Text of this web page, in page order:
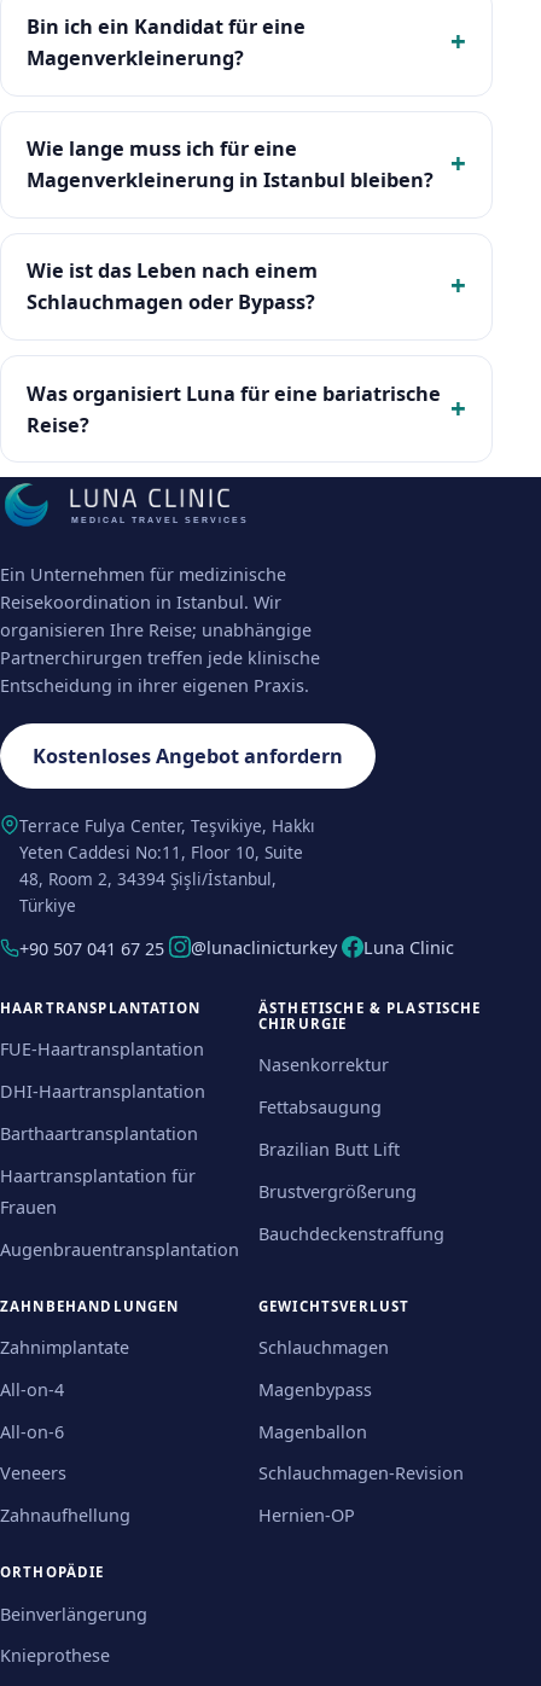
Bin ich ein Kandidat für eine
Magenverkleinerung?
Wie lange muss ich für eine
Magenverkleinerung in Istanbul bleiben?
Wie ist das Leben nach einem
Schlauchmagen oder Bypass?
Was organisiert Luna für eine bariatrische
Reise?
MEDICAL TRAVEL SERVICES
Ein Unternehmen für medizinische
Reisekoordination in Istanbul. Wir
organisieren Ihre Reise; unabhängige
Partnerchirurgen treffen jede klinische
Entscheidung in ihrer eigenen Praxis.
Kostenloses Angebot anfordern
Terrace Fulya Center, Teşvikiye, Hakkı
Yeten Caddesi No:11, Floor 10, Suite
48, Room 2, 34394 Şişli/İstanbul,
Türkiye
+90 507 041 67 25
@lunaclinicturkey Luna Clinic
HAARTRANSPLANTATION
FUE-Haartransplantation
DHI-Haartransplantation
Barthaartransplantation
Haartransplantation für
Frauen
Augenbrauentransplantation
ÄSTHETISCHE & PLASTISCHE
CHIRURGIE
Nasenkorrektur
Fettabsaugung
Brazilian Butt Lift
Brustvergrößerung
Bauchdeckenstraffung
ZAHNBEHANDLUNGEN
Zahnimplantate
All-on-4
All-on-6
Veneers
Zahnaufhellung
GEWICHTSVERLUST
Schlauchmagen
Magenbypass
Magenballon
Schlauchmagen-Revision
Hernien-OP
ORTHOPÄDIE
Beinverlängerung
Knieprothese